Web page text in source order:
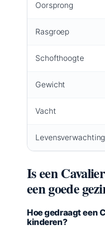
Oorsprong
Rasgroep
Schofthoogte
Gewicht
Vacht
Levensverwachting
Is een
een goede
Hoe gedraagt een
kinderen?